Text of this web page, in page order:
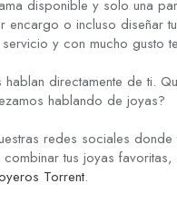
disponible y solo una
encargo o incluso diseñar
servicio y con mucho gusto te
hablan directamente de ti.
hablando de joyas?
redes sociales
tus joyas favoritas,
Torrent.